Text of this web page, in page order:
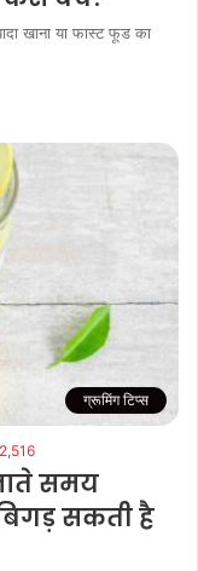
खाना या फास्ट फूड का
ग्रूमिंग टिप्स
समय
सकती है